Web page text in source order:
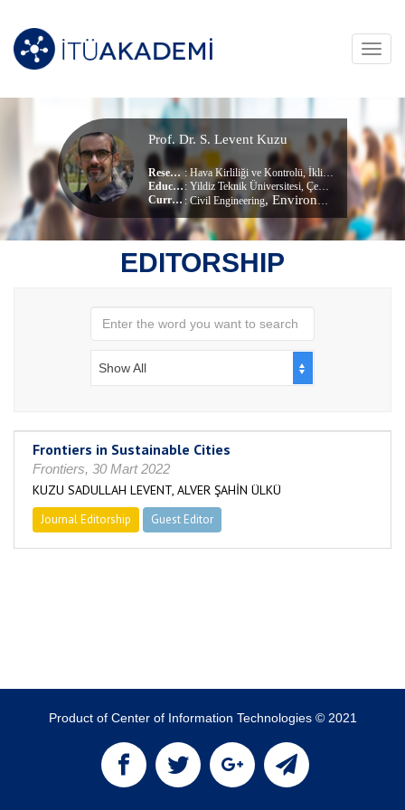
Prof. Dr. S. Levent Kuzu
Research Area :Hava Kirliliği ve Kontrolü,İklim Değişikliği
Education Info
: Yildiz Teknik Üniversitesi, Çevre Mühendisliği (dr) (Doktora)
Current Unit :Civil Engineering, Environmental Engineering
EDITORSHIP
Show All
Frontiers in Sustainable Cities
Frontiers, 30 Mart 2022
KUZU SADULLAH LEVENT, ALVER ŞAHİN ÜLKÜ
Journal Editorship Guest Editor
Product of Center of Information Technologies © 2021